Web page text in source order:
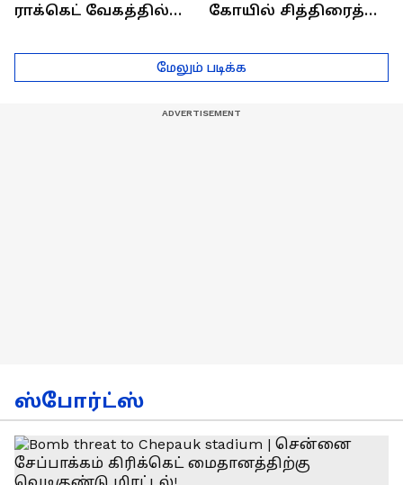
ராக்கெட் வேகத்தில்
திருச்சியில்
மு.க.ஸ்டாலின் உறுதி!
கோயில் சித்திரைத்
கோலாகலம்!
மேலும் படிக்க
ஸ்போர்ட்ஸ்